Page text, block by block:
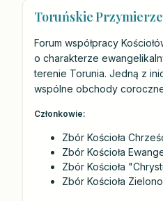
Toruńskie
Forum współpracy
o charakterze
terenie Torunia. Jedną z
wspólne obchody
Członkowie:
Zbór Kościoła
Zbór Kościoła
Zbór Kościoła
Zbór Kościoła